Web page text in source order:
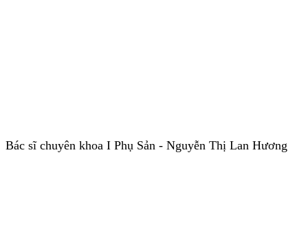
Bác sĩ chuyên khoa I Phụ Sản - Nguyễn Thị Lan Hương